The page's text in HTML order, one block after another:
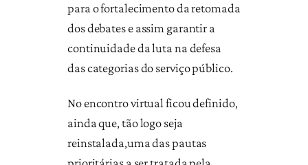
para o fortalecimento da retomada
dos debates e assim garantir a
continuidade da luta na defesa
das categorias do serviço público.
No encontro virtual ficou definido,
ainda que, tão logo seja
reinstalada,uma das pautas